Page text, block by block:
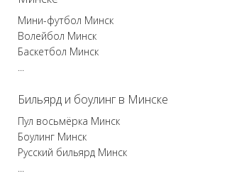
Мини-футбол Минск
Волейбол Минск
Баскетбол Минск
...
Бильярд и боулинг в Минске
Пул восьмёрка Минск
Боулинг Минск
Русский бильярд Минск
...